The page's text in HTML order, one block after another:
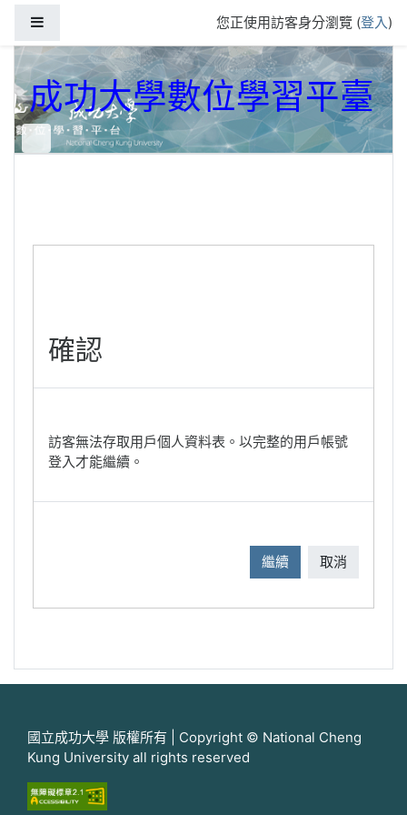
您正使用訪客身分瀏覽 (登入)
成功大學數位學習平臺
確認
訪客無法存取用戶個人資料表。以完整的用戶帳號
登入才能繼續。
繼續 取消
國立成功大學 版權所有 | Copyright © National Cheng
Kung University all rights reserved